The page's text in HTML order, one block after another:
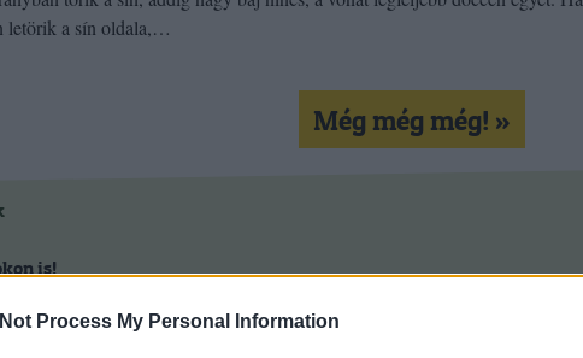
Process My Personal Information
letörik a sín oldala,…
Még még még! »
is!
Tetszik 0